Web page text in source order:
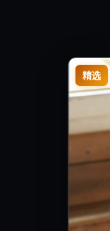
精选